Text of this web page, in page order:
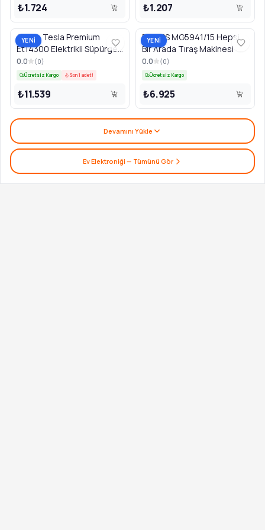
₺1.724 ₺1.207
YENİ
Arnica Tesla Premium
Et14300 Elektrikli Süpürge
Rose
0.0 (0)
Ücretsiz Kargo Son 1 adet!
₺11.539
YENİ
PHILIPS MG5941/15 Hepsi
Bir Arada Tıraş Makinesi
0.0 (0)
Ücretsiz Kargo
₺6.925
Devamını Yükle
Ev Elektroniği — Tümünü Gör